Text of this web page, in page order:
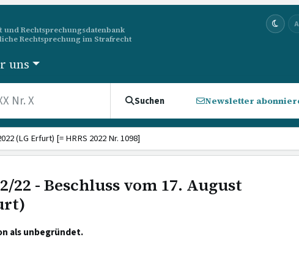
Rechtsprechungsdatenbank
Rechtsprechung im Strafrecht
uns
Suchen Newsletter
(LG Erfurt) [= HRRS 2022 Nr. 1098]
22 - Beschluss vom 17. August
als unbegründet.